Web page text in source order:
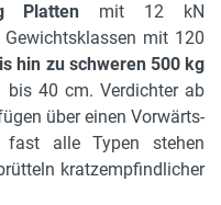
Platten mit 12 kN
mit 120
hin zu schweren 500 kg
bis 40 cm. Verdichter ab
über einen Vorwärts-
fast alle Typen stehen
kratzempfindlicher